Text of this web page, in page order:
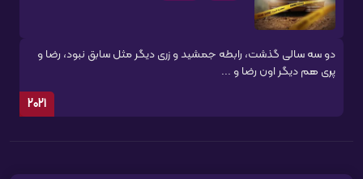
دو سه سالی گذشت، رابطه جمشید و زری دیگر مثل سابق نبود، رضا و‌
پری هم دیگر اون رضا و ...
2021